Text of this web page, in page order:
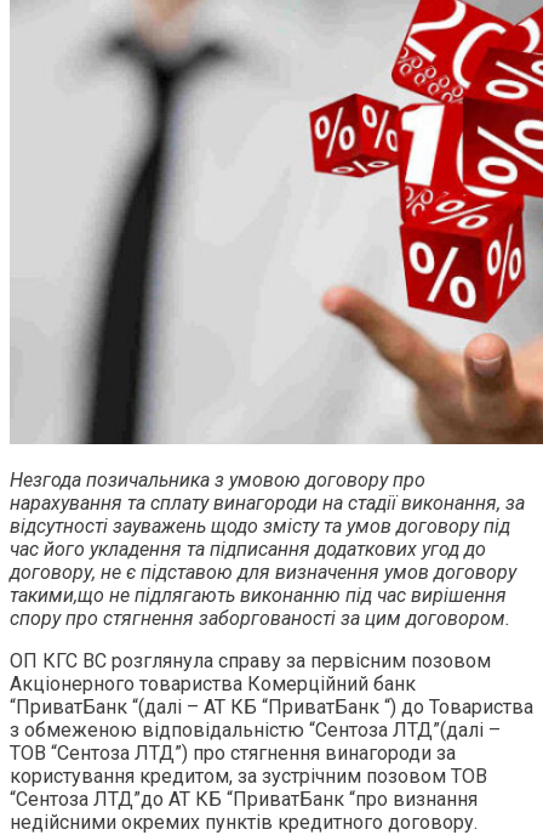
Незгода позичальника з умовою договору про
нарахування та сплату винагороди на стадії виконання, за
відсутності зауважень щодо змісту та умов договору під
час його укладення та підписання додаткових угод до
договору, не є підставою для визначення умов договору
такими,що не підлягають виконанню під час вирішення
спору про стягнення заборгованості за цим договором.
ОП КГС ВС розглянула справу за первісним позовом
Акціонерного товариства Комерційний банк
“ПриватБанк “(далі – АТ КБ “ПриватБанк “) до Товариства
з обмеженою відповідальністю “Сентоза ЛТД”(далі –
ТОВ “Сентоза ЛТД”) про стягнення винагороди за
користування кредитом, за зустрічним позовом ТОВ
“Сентоза ЛТД”до АТ КБ “ПриватБанк “про визнання
недійсними окремих пунктів кредитного договору.